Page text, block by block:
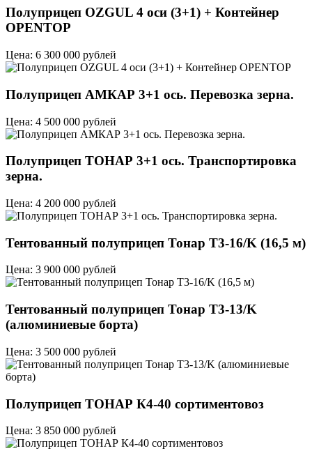
Полуприцеп OZGUL 4 оси (3+1) + Контейнер
OPENTOP
Цена: 6 300 000 рублей
Полуприцеп АМКАР 3+1 ось. Перевозка зерна.
Цена: 4 500 000 рублей
Полуприцеп ТОНАР 3+1 ось. Транспортировка
зерна.
Цена: 4 200 000 рублей
Тентованный полуприцеп Тонар T3-16/K (16,5 м)
Цена: 3 900 000 рублей
Тентованный полуприцеп Тонар T3-13/K
(алюминиевые борта)
Цена: 3 500 000 рублей
Полуприцеп ТОНАР К4-40 сортиментовоз
Цена: 3 850 000 рублей